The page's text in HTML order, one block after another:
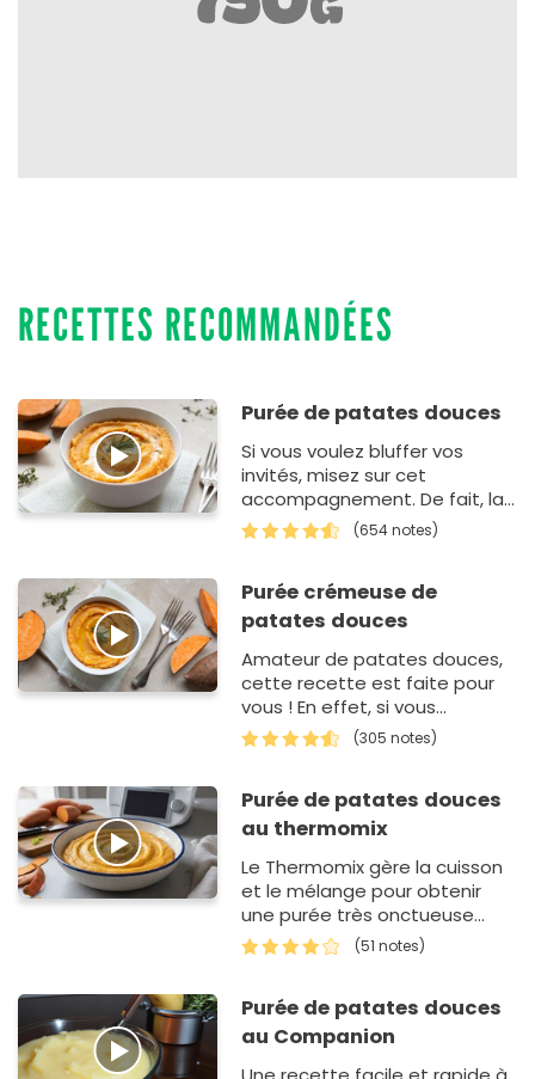
RECETTES RECOMMANDÉES
Purée de patates douces
Si vous voulez bluffer vos
invités, misez sur cet
accompagnement. De fait, la
purée de patate douce est un
jeu d'enfant à préparer. Pour…
(654 notes)
Purée crémeuse de
patates douces
Amateur de patates douces,
cette recette est faite pour
vous ! En effet, si vous
cherchez un
accompagnement original
au four ou…
(305 notes)
Purée de patates douces
au thermomix
Le Thermomix gère la cuisson
et le mélange pour obtenir
une purée très onctueuse
sans aucun effort manuel. On
fait cuire les dés…
(51 notes)
Purée de patates douces
au Companion